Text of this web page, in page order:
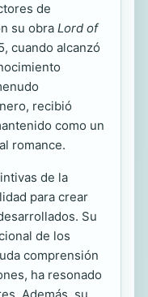
de
su obra Lord of
cuando alcanzó
recibió
como un
romance.
de la
para crear
Su
de los
comprensión
ha resonado